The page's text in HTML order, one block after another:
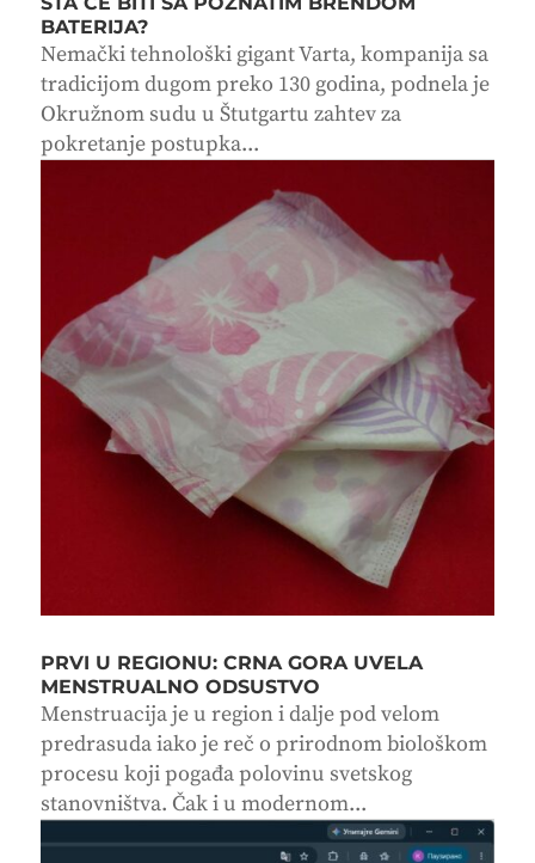
BATERIJA?
Nemački tehnološki gigant Varta, kompanija sa
tradicijom dugom preko 130 godina, podnela je
Okružnom sudu u Štutgartu zahtev za
pokretanje postupka...
PRVI U REGIONU: CRNA GORA UVELA
MENSTRUALNO ODSUSTVO
Menstruacija je u region i dalje pod velom
predrasuda iako je reč o prirodnom biološkom
procesu koji pogađa polovinu svetskog
stanovništva. Čak i u modernom...